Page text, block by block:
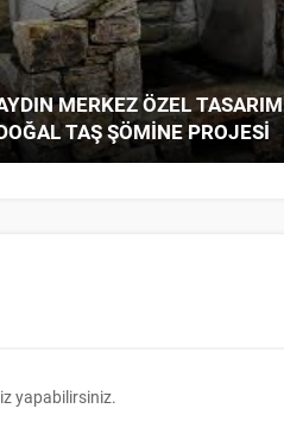
MERKEZ ÖZEL TASARIM
TAŞ ŞÖMINE PROJESI
yapabilirsiniz.